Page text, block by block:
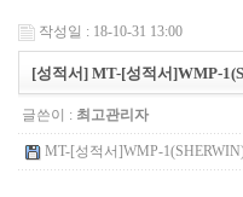
작성일 : 18-10-31 13:00
[성적서] MT-[성적서]WMP-
글쓴이 : 최고관리자
MT-[성적서]WMP-